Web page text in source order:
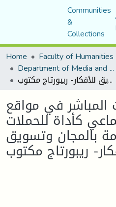
Communities
&
Collections
Home
Department of Media and Communication Studies
خاصية البث المباشر في مواقع التواصل الاجتماعي كأداة للحملات الانتخابيةخدمة بالمجان وتسويق للأفكار- ريبورتاج مكتوب
المباشر في مواقع
كأداة للحملات
بالمجان وتسويق
ريبورتاج مكتوب